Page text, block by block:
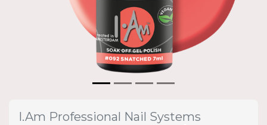
I.Am Professional Nail Systems